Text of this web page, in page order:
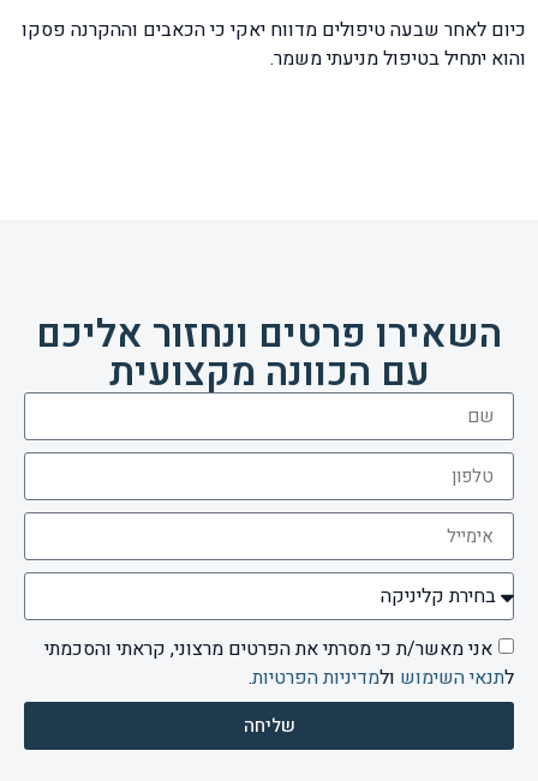
כיום לאחר שבעה טיפולים מדווח יאקי כי הכאבים וההקרנה פסקו
והוא יתחיל בטיפול מניעתי משמר.
השאירו פרטים ונחזור אליכם
עם הכוונה מקצועית
אני מאשר/ת כי מסרתי את הפרטים מרצוני, קראתי והסכמתי
לתנאי השימוש ולמדיניות הפרטיות.
שליחה